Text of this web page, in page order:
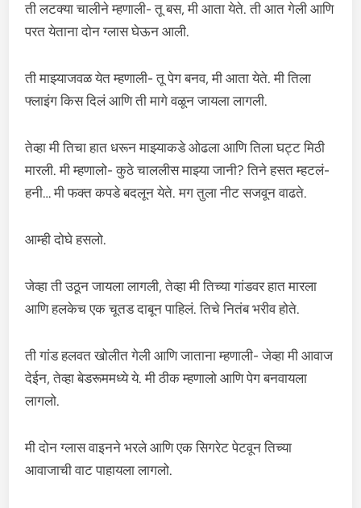
ती लटक्या चालीने म्हणाली- तू बस, मी आता येते. ती आत गेली आणि
परत येताना दोन ग्लास घेऊन आली.
ती माझ्याजवळ येत म्हणाली- तू पेग बनव, मी आता येते. मी तिला
फ्लाइंग किस दिलं आणि ती मागे वळून जायला लागली.
तेव्हा मी तिचा हात धरून माझ्याकडे ओढला आणि तिला घट्ट मिठी
मारली. मी म्हणालो- कुठे चाललीस माझ्या जानी? तिने हसत म्हटलं-
हनी… मी फक्त कपडे बदलून येते. मग तुला नीट सजवून वाढते.
आम्ही दोघे हसलो.
जेव्हा ती उठून जायला लागली, तेव्हा मी तिच्या गांडवर हात मारला
आणि हलकेच एक चूतड दाबून पाहिलं. तिचे नितंब भरीव होते.
ती गांड हलवत खोलीत गेली आणि जाताना म्हणाली- जेव्हा मी आवाज
देईन, तेव्हा बेडरूममध्ये ये. मी ठीक म्हणालो आणि पेग बनवायला
लागलो.
मी दोन ग्लास वाइनने भरले आणि एक सिगरेट पेटवून तिच्या
आवाजाची वाट पाहायला लागलो.